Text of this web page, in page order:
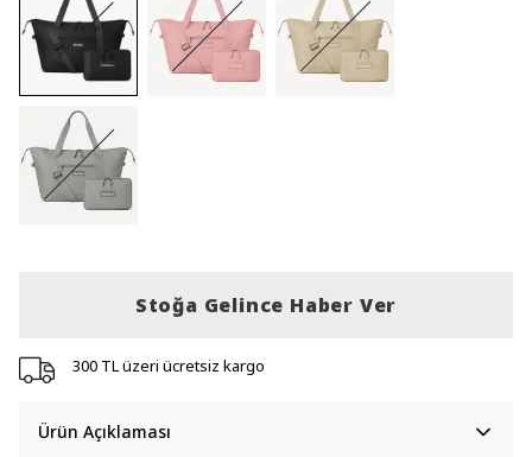
Stoğa Gelince Haber Ver
300 TL üzeri ücretsiz kargo
Ürün Açıklaması